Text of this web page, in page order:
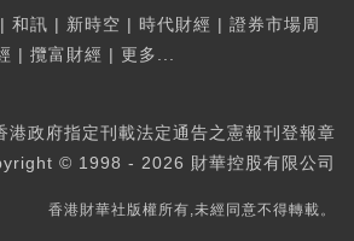
| 和訊 | 新時空 | 時代財經 | 證券市場周
| 攬富財經 | 更多...
港政府指定刊載法定通告之憲報刊登報章
© 1998 - 2026 財華控股有限公司
香港財華社版權所有,未經同意不得轉載。